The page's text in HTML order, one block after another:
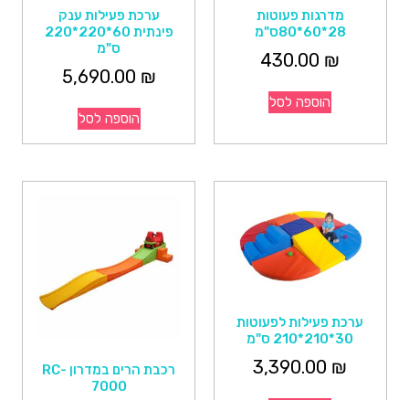
מדרגות פעוטות
28*60*80ס"מ
430.00 ₪
הוספה לסל
ערכת פעילות ענק
פינתית 60*220*220
ס"מ
5,690.00 ₪
הוספה לסל
ערכת פעילות לפעוטות
30*210*210 ס"מ
3,390.00 ₪
רכבת הרים במדרון RC-
7000